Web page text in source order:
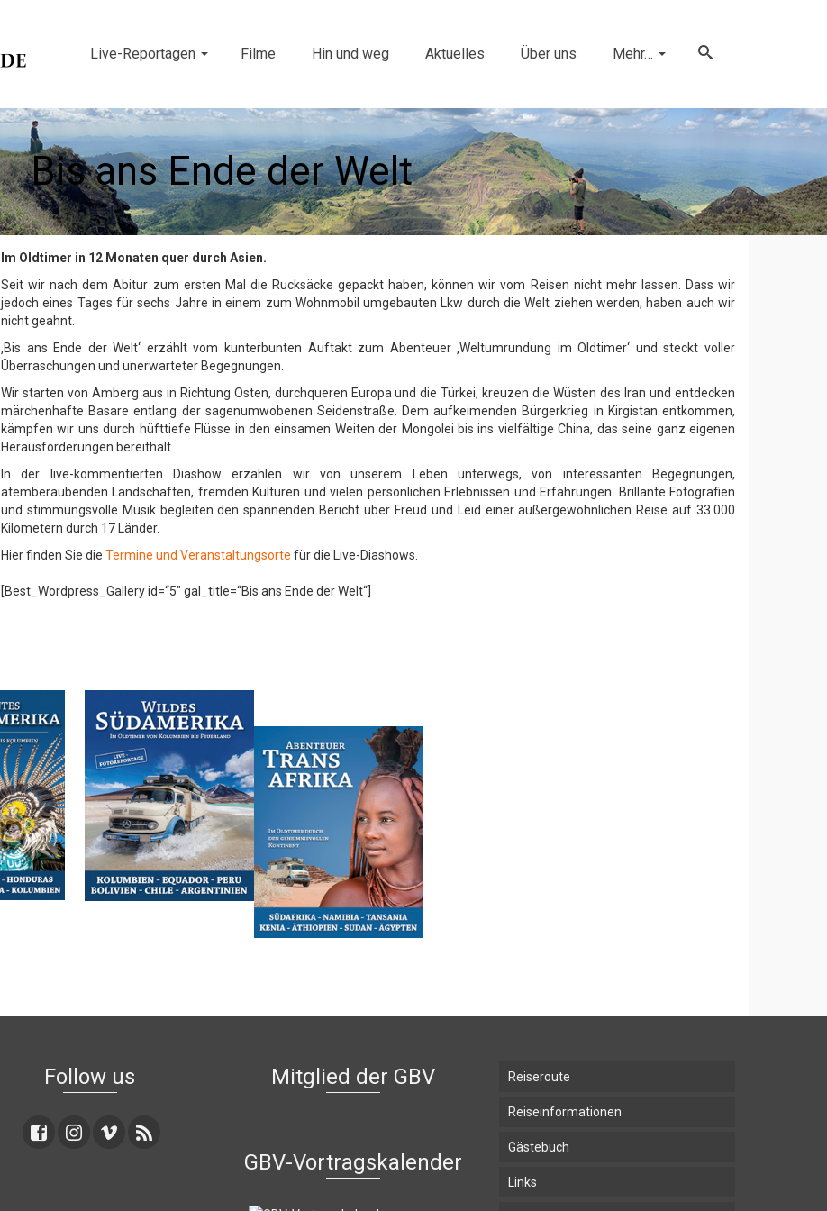
Live-Reportagen Filme Hin und weg Aktuelles Über uns Mehr…
Bis ans Ende der Welt
Im Oldtimer in 12 Monaten quer durch Asien.
Seit wir nach dem Abitur zum ersten Mal die Rucksäcke gepackt haben, können wir vom Reisen nicht mehr lassen. Dass wir
jedoch eines Tages für sechs Jahre in einem zum Wohnmobil umgebauten Lkw durch die Welt ziehen werden, haben auch wir
nicht geahnt.
‚Bis ans Ende der Welt‘ erzählt vom kunterbunten Auftakt zum Abenteuer ‚Weltumrundung im Oldtimer‘ und steckt voller
Überraschungen und unerwarteter Begegnungen.
Wir starten von Amberg aus in Richtung Osten, durchqueren Europa und die Türkei, kreuzen die Wüsten des Iran und entdecken
märchenhafte Basare entlang der sagenumwobenen Seidenstraße. Dem aufkeimenden Bürgerkrieg in Kirgistan entkommen,
kämpfen wir uns durch hüfttiefe Flüsse in den einsamen Weiten der Mongolei bis ins vielfältige China, das seine ganz eigenen
Herausforderungen bereithält.
In der live-kommentierten Diashow erzählen wir von unserem Leben unterwegs, von interessanten Begegnungen,
atemberaubenden Landschaften, fremden Kulturen und vielen persönlichen Erlebnissen und Erfahrungen. Brillante Fotografien
und stimmungsvolle Musik begleiten den spannenden Bericht über Freud und Leid einer außergewöhnlichen Reise auf 33.000
Kilometern durch 17 Länder.
Hier finden Sie die Termine und Veranstaltungsorte für die Live-Diashows.
[Best_Wordpress_Gallery id=“5″ gal_title=“Bis ans Ende der Welt“]
Follow us Mitglied der GBV
GBV-Vortragskalender
Reiseroute
Reiseinformationen
Gästebuch
Links